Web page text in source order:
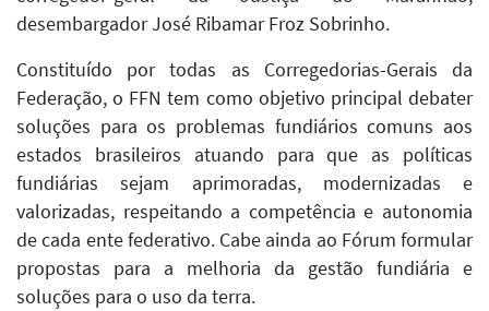
desembargador José Ribamar Froz Sobrinho.
Constituído por todas as Corregedorias-Gerais da
Federação, o FFN tem como objetivo principal debater
soluções para os problemas fundiários comuns aos
estados brasileiros atuando para que as políticas
fundiárias sejam aprimoradas, modernizadas e
valorizadas, respeitando a competência e autonomia
de cada ente federativo. Cabe ainda ao Fórum formular
propostas para a melhoria da gestão fundiária e
soluções para o uso da terra.